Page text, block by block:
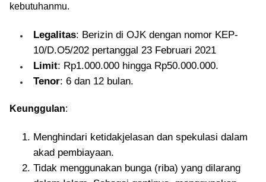
kebutuhanmu.
Legalitas: Berizin di OJK dengan nomor KEP-
10/D.O5/202 pertanggal 23 Februari 2021
Limit: Rp1.000.000 hingga Rp50.000.000.
Tenor: 6 dan 12 bulan.
Keunggulan:
Menghindari ketidakjelasan dan spekulasi dalam
akad pembiayaan.
Tidak menggunakan bunga (riba) yang dilarang